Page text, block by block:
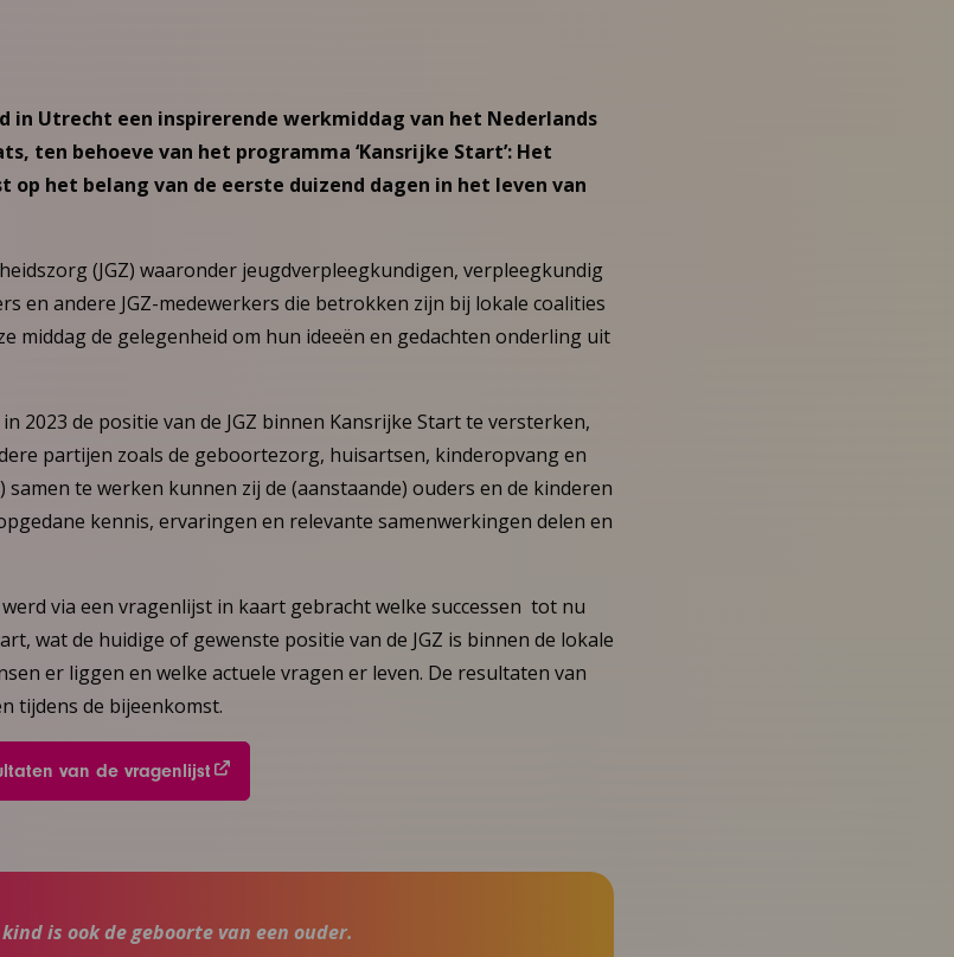
in Utrecht een inspirerende werkmiddag van het Nederlands
ten behoeve van het programma ‘Kansrijke Start’: Het
het belang van de eerste duizend dagen in het leven van
(JGZ) waaronder jeugdverpleegkundigen, verpleegkundig
en andere JGZ-medewerkers die betrokken zijn bij lokale coalities
middag de gelegenheid om hun ideeën en gedachten onderling uit
2023 de positie van de JGZ binnen Kansrijke Start te versterken,
partijen zoals de geboortezorg, huisartsen, kinderopvang en
te werken kunnen zij de (aanstaande) ouders en de kinderen
kennis, ervaringen en relevante samenwerkingen delen en
via een vragenlijst in kaart gebracht welke successen tot nu
wat de huidige of gewenste positie van de JGZ is binnen de lokale
er liggen en welke actuele vragen er leven. De resultaten van
tijdens de bijeenkomst.
van de vragenlijst
is ook de geboorte van een ouder.